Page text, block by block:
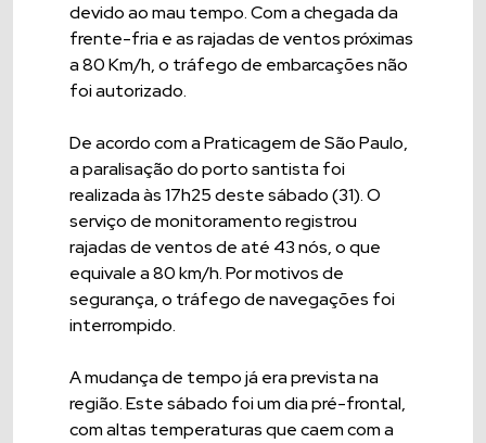
devido ao mau tempo. Com a chegada da
frente-fria e as rajadas de ventos próximas
a 80 Km/h, o tráfego de embarcações não
foi autorizado.
De acordo com a Praticagem de São Paulo,
a paralisação do porto santista foi
realizada às 17h25 deste sábado (31). O
serviço de monitoramento registrou
rajadas de ventos de até 43 nós, o que
equivale a 80 km/h. Por motivos de
segurança, o tráfego de navegações foi
interrompido.
A mudança de tempo já era prevista na
região. Este sábado foi um dia pré-frontal,
com altas temperaturas que caem com a